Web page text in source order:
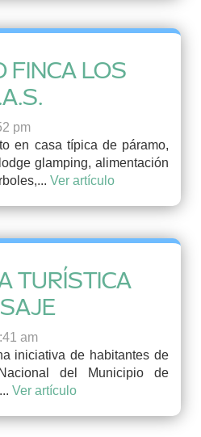
FINCA LOS
pm
en casa típica de páramo,
glamping, alimentación
Ver artículo
TURÍSTICA
am
iniciativa de habitantes de
del Municipio de
Ver artículo